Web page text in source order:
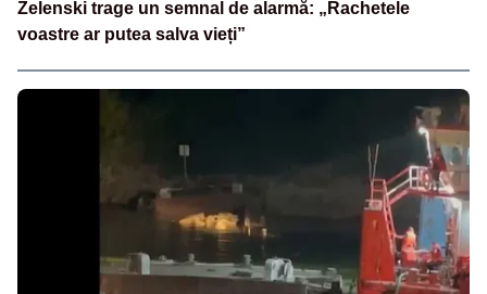
Zelenski trage un semnal de alarmă: „Rachetele
voastre ar putea salva vieți”